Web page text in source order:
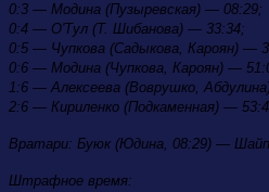
0:3 — Модина (Пузыревская) — 08:29;
0:4 — О'Тул (Т. Шибанова) — 33:34;
0:5 — Чупкова (Садыкова, Кароян) —
0:6 — Модина (Чупкова, Кароян) —
1:6 — Алексеева (Воврушко,
2:6 — Кириленко (Подкаменная) —
Вратари: Буюк (Юдина, 08:29) —
Штрафное время: